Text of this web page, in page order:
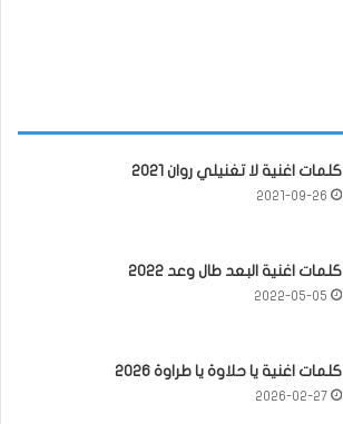
كلمات اغنية لا تغنيلي روان 2021
2021-09-26
كلمات اغنية البعد طال وعد 2022
2022-05-05
كلمات اغنية يا حلاوة يا طراوة 2026
2026-02-27